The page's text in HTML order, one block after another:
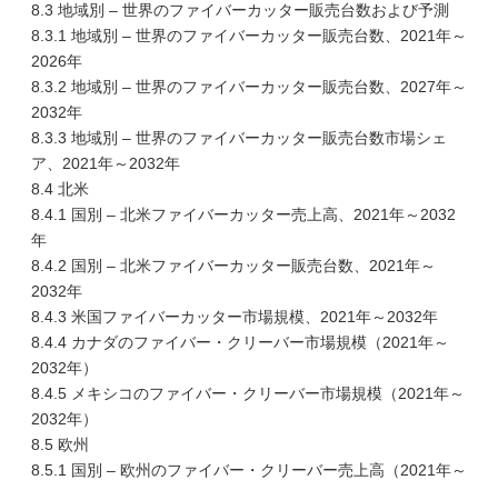
8.3 地域別 – 世界のファイバーカッター販売台数および予測
8.3.1 地域別 – 世界のファイバーカッター販売台数、2021年～
2026年
8.3.2 地域別 – 世界のファイバーカッター販売台数、2027年～
2032年
8.3.3 地域別 – 世界のファイバーカッター販売台数市場シェ
ア、2021年～2032年
8.4 北米
8.4.1 国別 – 北米ファイバーカッター売上高、2021年～2032
年
8.4.2 国別 – 北米ファイバーカッター販売台数、2021年～
2032年
8.4.3 米国ファイバーカッター市場規模、2021年～2032年
8.4.4 カナダのファイバー・クリーバー市場規模（2021年～
2032年）
8.4.5 メキシコのファイバー・クリーバー市場規模（2021年～
2032年）
8.5 欧州
8.5.1 国別 – 欧州のファイバー・クリーバー売上高（2021年～